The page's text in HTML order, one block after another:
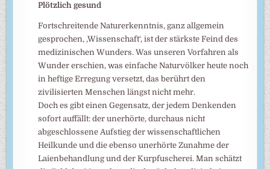
Plötzlich gesund
Fortschreitende Naturerkenntnis, ganz allgemein
gesprochen, ‚Wissenschaft‘, ist der stärkste Feind des
medizinischen Wunders. Was unseren Vorfahren als
Wunder erschien, was einfache Naturvölker heute noch
in heftige Erregung versetzt, das berührt den
zivilisierten Menschen längst nicht mehr.
Doch es gibt einen Gegensatz, der jedem Denkenden
sofort auffällt: der unerhörte, durchaus nicht
abgeschlossene Aufstieg der wissenschaftlichen
Heilkunde und die ebenso unerhörte Zunahme der
Laienbehandlung und der Kurpfuscherei. Man schätzt